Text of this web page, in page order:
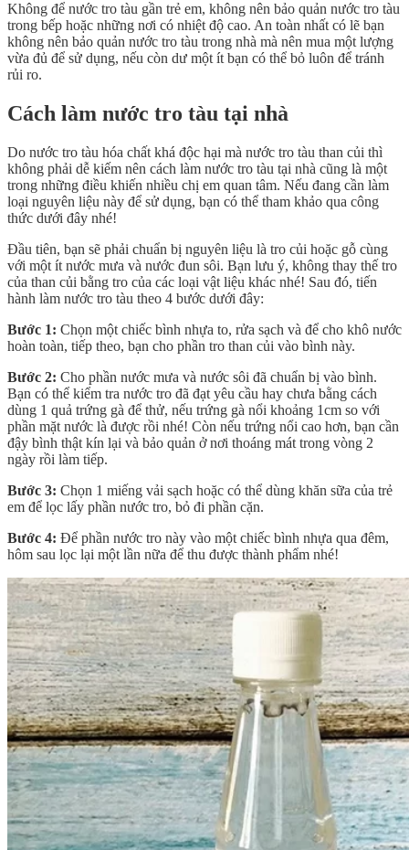
Không để nước tro tàu gần trẻ em, không nên bảo quản nước tro tàu
trong bếp hoặc những nơi có nhiệt độ cao. An toàn nhất có lẽ bạn
không nên bảo quản nước tro tàu trong nhà mà nên mua một lượng
vừa đủ để sử dụng, nếu còn dư một ít bạn có thể bỏ luôn để tránh
rủi ro.
Cách làm nước tro tàu tại nhà
Do nước tro tàu hóa chất khá độc hại mà nước tro tàu than củi thì
không phải dễ kiếm nên cách làm nước tro tàu tại nhà cũng là một
trong những điều khiến nhiều chị em quan tâm. Nếu đang cần làm
loại nguyên liệu này để sử dụng, bạn có thể tham khảo qua công
thức dưới đây nhé!
Đầu tiên, bạn sẽ phải chuẩn bị nguyên liệu là tro củi hoặc gỗ cùng
với một ít nước mưa và nước đun sôi. Bạn lưu ý, không thay thế tro
của than củi bằng tro của các loại vật liệu khác nhé! Sau đó, tiến
hành làm nước tro tàu theo 4 bước dưới đây:
Bước 1: Chọn một chiếc bình nhựa to, rửa sạch và để cho khô nước
hoàn toàn, tiếp theo, bạn cho phần tro than củi vào bình này.
Bước 2: Cho phần nước mưa và nước sôi đã chuẩn bị vào bình.
Bạn có thể kiểm tra nước tro đã đạt yêu cầu hay chưa bằng cách
dùng 1 quả trứng gà để thử, nếu trứng gà nổi khoảng 1cm so với
phần mặt nước là được rồi nhé! Còn nếu trứng nổi cao hơn, bạn cần
đậy bình thật kín lại và bảo quản ở nơi thoáng mát trong vòng 2
ngày rồi làm tiếp.
Bước 3: Chọn 1 miếng vải sạch hoặc có thể dùng khăn sữa của trẻ
em để lọc lấy phần nước tro, bỏ đi phần cặn.
Bước 4: Để phần nước tro này vào một chiếc bình nhựa qua đêm,
hôm sau lọc lại một lần nữa để thu được thành phẩm nhé!